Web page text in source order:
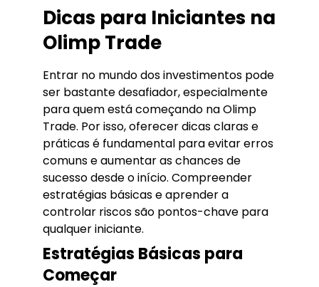
Dicas para Iniciantes na
Olimp Trade
Entrar no mundo dos investimentos pode
ser bastante desafiador, especialmente
para quem está começando na Olimp
Trade. Por isso, oferecer dicas claras e
práticas é fundamental para evitar erros
comuns e aumentar as chances de
sucesso desde o início. Compreender
estratégias básicas e aprender a
controlar riscos são pontos-chave para
qualquer iniciante.
Estratégias Básicas para
Começar